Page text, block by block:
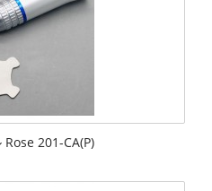
201-CA(P)